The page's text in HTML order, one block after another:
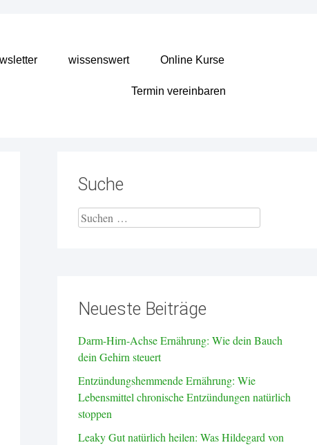
wissenswert Online Kurse
Termin vereinbaren
Suche
Neueste Beiträge
Darm-Hirn-Achse Ernährung: Wie dein Bauch
dein Gehirn steuert
Entzündungshemmende Ernährung: Wie
Lebensmittel chronische Entzündungen natürlich
stoppen
Leaky Gut natürlich heilen: Was Hildegard von